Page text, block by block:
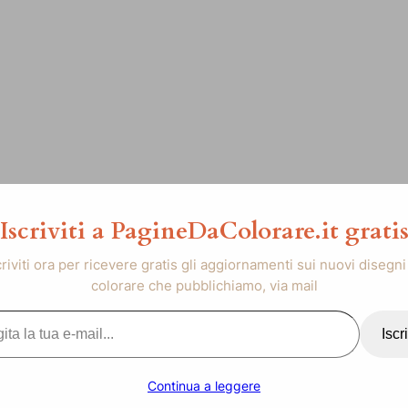
Iscriviti a PagineDaColorare.it gratis
ora per ricevere gratis gli aggiornamenti sui nuovi disegni
colorare che pubblichiamo, via mail
Continua a leggere